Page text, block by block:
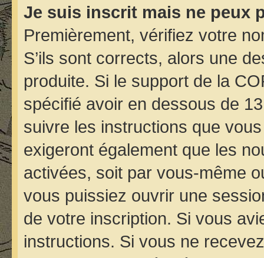
Je suis inscrit mais ne peux
Premièrement, vérifiez votre
S’ils sont corrects, alors une
produite. Si le support de la
spécifié avoir en dessous de
suivre les instructions que
exigeront également que les
activées, soit par vous-même
vous puissiez ouvrir une
de votre inscription. Si vous
instructions. Si vous ne